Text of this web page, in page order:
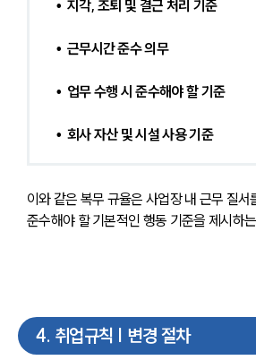
•  지각, 조퇴 및 결근 처리 기준
•  근무시간 준수 의무
•  업무 수행 시 준수해야 할 기준
•  회사 자산 및 시설 사용 기준
이와 같은 복무 규율은 사업장 내 근무 질
준수해야 할 기본적인 행동 기준을 제시하
4. 취업규칙 | 변경 절차